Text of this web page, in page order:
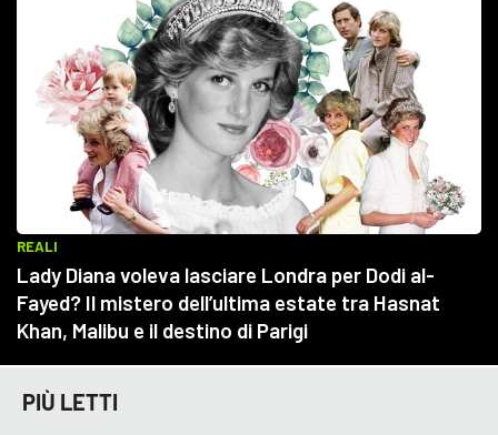
PIÙ LETTI